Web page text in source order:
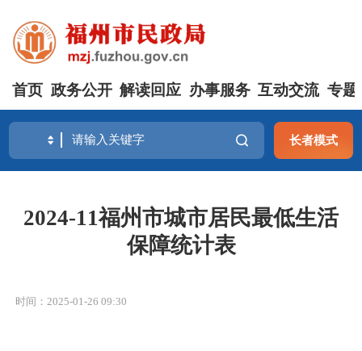
首页 政务公开 解读回应 办事服务 互动交流 专题
长者模式
2024-11福州市城市居民最低生活
保障统计表
时间：2025-01-26 09:30